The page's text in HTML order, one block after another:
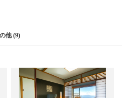
他 (9)